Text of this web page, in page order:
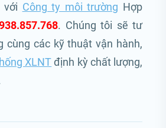
với Công ty môi trường Hợp
. Chúng tôi sẽ tư
cùng các kỹ thuật vận hành,
XLNTđịnh kỳ chất lượng,